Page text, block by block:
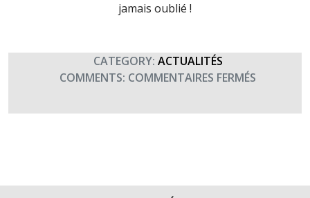
jamais oublié !
CATEGORY: ACTUALITÉS
COMMENTS: COMMENTAIRES FERMÉS